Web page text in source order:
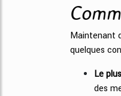
Maintenant
quelques
Le
des